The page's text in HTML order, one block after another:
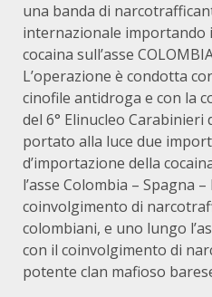
una banda di
internazionale importando
cocaina sull’asse
L’operazione è condotta
cinofile antidroga e con la
del 6° Elinucleo
portato alla luce due
d’importazione della
l’asse Colombia – Spagna
coinvolgimento di
colombiani, e uno lungo
con il coinvolgimento di
potente clan mafioso